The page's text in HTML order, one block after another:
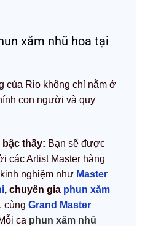
xăm nhũ hoa tại
của Rio không chỉ nằm ở
con người và quy
thầy: Bạn sẽ được
các Artist Master hàng
nghiệm như Master
, chuyên gia phun xăm
cùng Grand Master
ca phun xăm nhũ